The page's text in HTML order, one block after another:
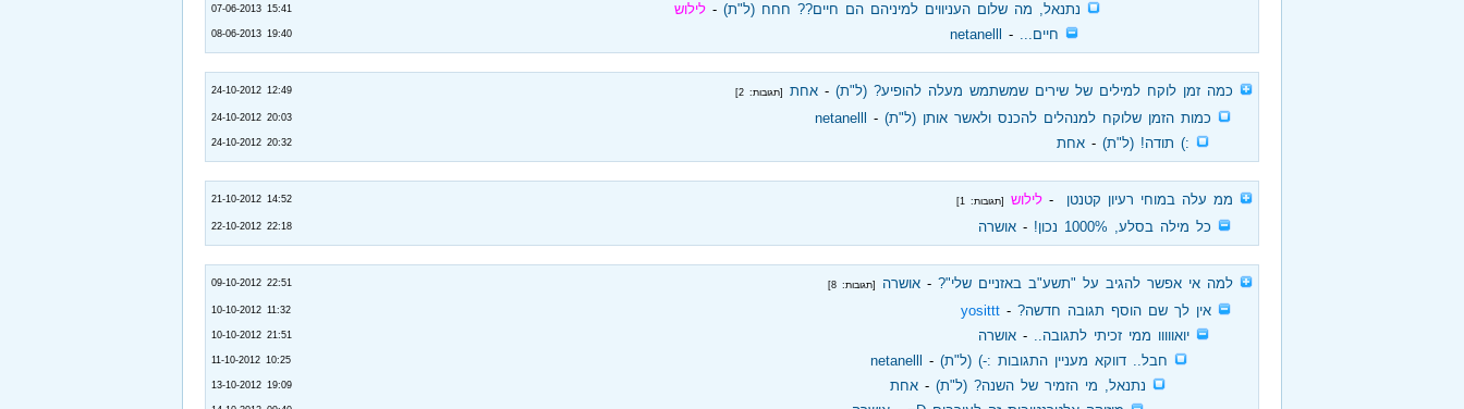
נתנאל, מה שלום העניווים למיניהם הם חיים?? חחח (ל"ת) ‏ - ‏ לילוש 07-06-2013 15:41
חיים... ‏ - ‏
netanelll
08-06-2013 19:40
כמה זמן לוקח למילים של שירים שמשתמש מעלה להופיע? (ל"ת) ‏ - ‏ אחת [תגובות: 2] 24-10-2012 12:49
כמות הזמן שלוקח למנהלים להכנס ולאשר אותן (ל"ת) ‏ - ‏
netanelll
24-10-2012 20:03
:) תודה! (ל"ת) ‏ - ‏ אחת 24-10-2012 20:32
ממ עלה במוחי רעיון קטנטן ‏ - ‏ לילוש [תגובות: 1] 21-10-2012 14:52
כל מילה בסלע, 1000% נכון! ‏ - ‏ אושרה 22-10-2012 22:18
למה אי אפשר להגיב על "תשע"ב באזניים שלי"? ‏ - ‏ אושרה [תגובות: 8] 09-10-2012 22:51
אין לך שם הוסף תגובה חדשה? ‏ - ‏
yosittt
10-10-2012 11:32
יואווווו ממי זכיתי לתגובה.. ‏ - ‏ אושרה 10-10-2012 21:51
חבל.. דווקא מעניין התגובות :-) (ל"ת) ‏ - ‏
netanelll
11-10-2012 10:25
נתנאל, מי הזמיר של השנה? (ל"ת) ‏ - ‏ אחת 13-10-2012 19:09